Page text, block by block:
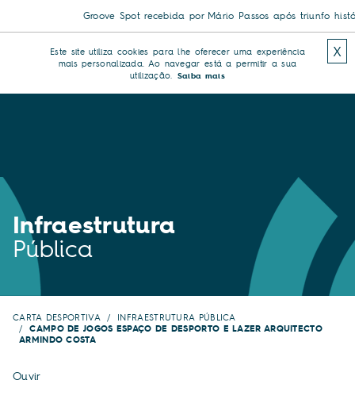
Groove Spot recebida por Mário Passos após triunfo
Este site utiliza cookies para lhe oferecer uma experiência
mais personalizada. Ao navegar está a permitir a sua
utilização. Saiba mais
X
Infraestrutura
Pública
CARTA DESPORTIVA INFRAESTRUTURA PÚBLICA
CAMPO DE JOGOS ESPAÇO DE DESPORTO E LAZER ARQUITECTO
ARMINDO COSTA
Ouvir